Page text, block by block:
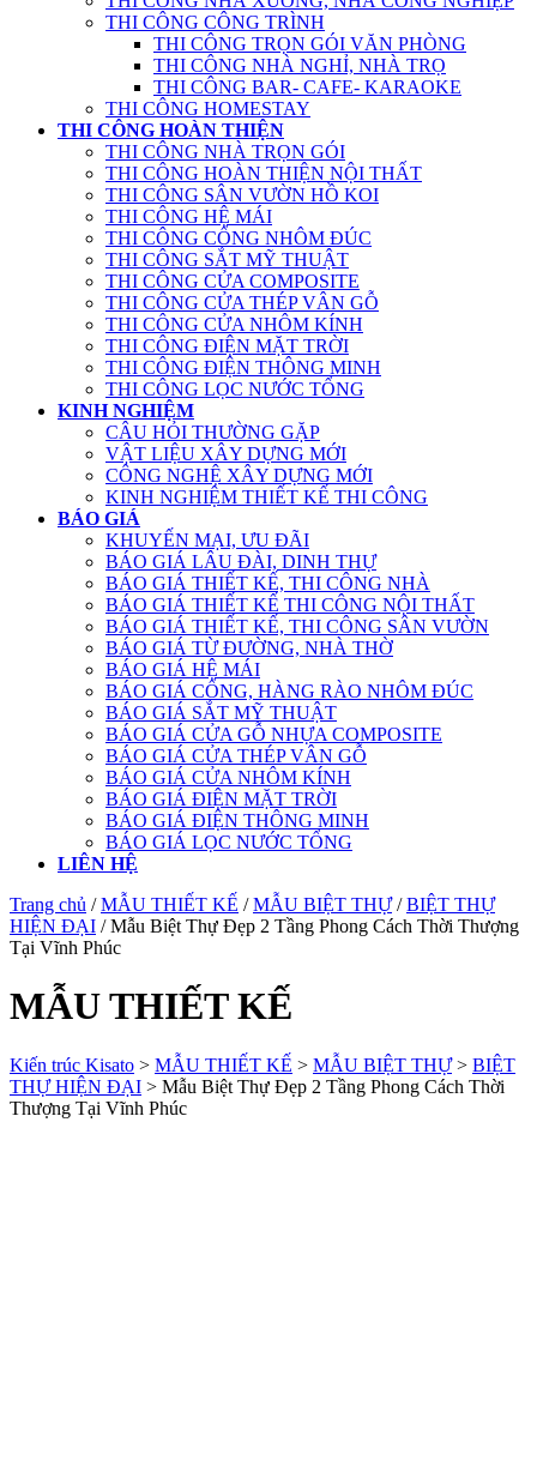
THI CÔNG CÔNG TRÌNH
THI CÔNG TRỌN GÓI VĂN PHÒNG
THI CÔNG NHÀ NGHỈ, NHÀ TRỌ
THI CÔNG BAR- CAFE- KARAOKE
THI CÔNG HOMESTAY
THI CÔNG HOÀN THIỆN
THI CÔNG NHÀ TRỌN GÓI
THI CÔNG HOÀN THIỆN NỘI THẤT
THI CÔNG SÂN VƯỜN HỒ KOI
THI CÔNG HỆ MÁI
THI CÔNG CỔNG NHÔM ĐÚC
THI CÔNG SẮT MỸ THUẬT
THI CÔNG CỬA COMPOSITE
THI CÔNG CỬA THÉP VÂN GỖ
THI CÔNG CỬA NHÔM KÍNH
THI CÔNG ĐIỆN MẶT TRỜI
THI CÔNG ĐIỆN THÔNG MINH
THI CÔNG LỌC NƯỚC TỔNG
KINH NGHIỆM
CÂU HỎI THƯỜNG GẶP
VẬT LIỆU XÂY DỰNG MỚI
CÔNG NGHỆ XÂY DỰNG MỚI
KINH NGHIỆM THIẾT KẾ THI CÔNG
BÁO GIÁ
KHUYẾN MẠI, ƯU ĐÃI
BÁO GIÁ LÂU ĐÀI, DINH THỰ
BÁO GIÁ THIẾT KẾ, THI CÔNG NHÀ
BÁO GIÁ THIẾT KẾ THI CÔNG NỘI THẤT
BÁO GIÁ THIẾT KẾ, THI CÔNG SÂN VƯỜN
BÁO GIÁ TỪ ĐƯỜNG, NHÀ THỜ
BÁO GIÁ HỆ MÁI
BÁO GIÁ CỔNG, HÀNG RÀO NHÔM ĐÚC
BÁO GIÁ SẮT MỸ THUẬT
BÁO GIÁ CỬA GỖ NHỰA COMPOSITE
BÁO GIÁ CỬA THÉP VÂN GỖ
BÁO GIÁ CỬA NHÔM KÍNH
BÁO GIÁ ĐIỆN MẶT TRỜI
BÁO GIÁ ĐIỆN THÔNG MINH
BÁO GIÁ LỌC NƯỚC TỔNG
LIÊN HỆ
Trang chủ /MẪU THIẾT KẾ /MẪU BIỆT THỰ/BIỆT THỰ
HIỆN ĐẠI / Mẫu Biệt Thự Đẹp 2 Tầng Phong Cách Thời Thượng
Tại Vĩnh Phúc
MẪU THIẾT KẾ
Kiến trúc Kisato > MẪU THIẾT KẾ > MẪU BIỆT THỰ> BIỆT
THỰ HIỆN ĐẠI > Mẫu Biệt Thự Đẹp 2 Tầng Phong Cách Thời
Thượng Tại Vĩnh Phúc